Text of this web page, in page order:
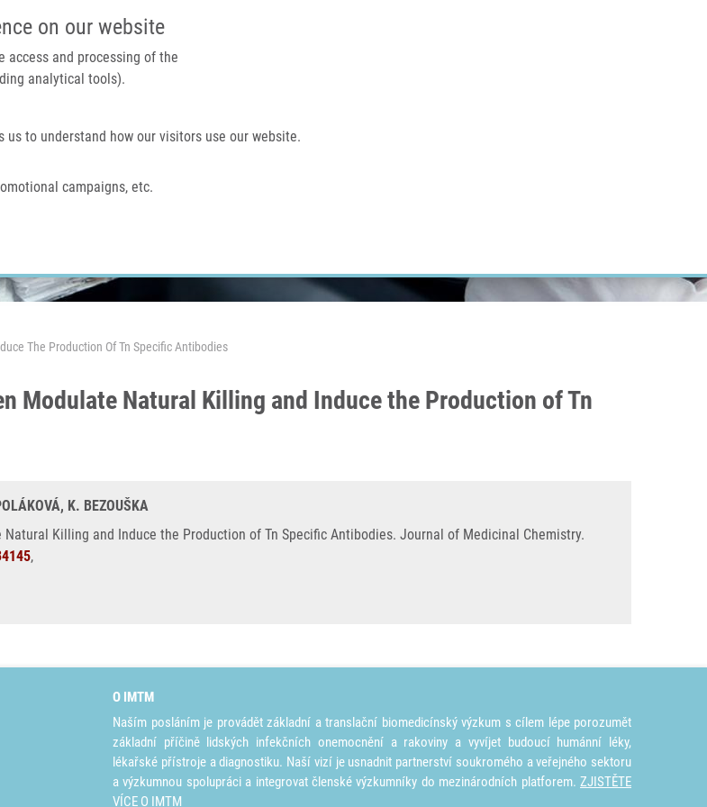
on our website
access and processing of the
analytical tools).
to understand how our visitors use our website.
campaigns, etc.
IMTM PORTÁL
Domů O nás
The Production Of Tn Specific Antibodies
Modulate Natural Killing and Induce the Production of Tn
K. BEZOUŠKA
Killing and Induce the Production of Tn Specific Antibodies. Journal of Medicinal Chemistry.
,
O IMTM
Naším posláním je provádět základní a translační biomedicínský výzkum s cílem lépe porozumět
základní příčině lidských infekčních onemocnění a rakoviny a vyvíjet budoucí humánní léky,
lékařské přístroje a diagnostiku. Naší vizí je usnadnit partnerství soukromého a veřejného sektoru
a výzkumnou spolupráci a integrovat členské výzkumníky do mezinárodních platforem. ZJISTĚTE
VÍCE O IMTM